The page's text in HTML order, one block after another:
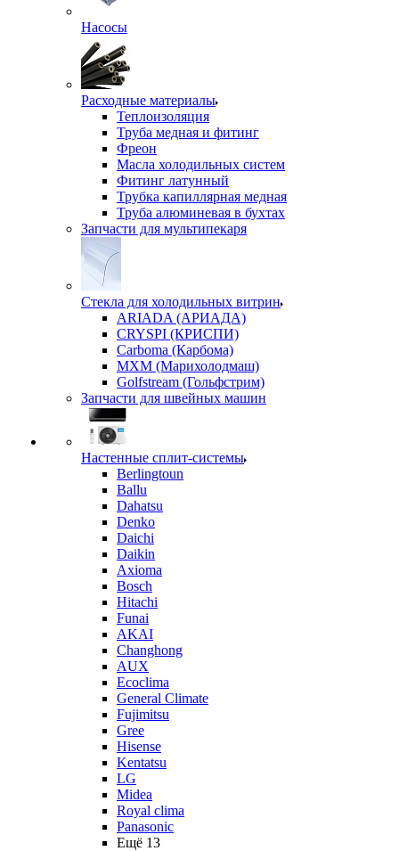
Насосы
Расходные материалы
Теплоизоляция
Труба медная и фитинг
Фреон
Масла холодильных систем
Фитинг латунный
Трубка капиллярная медная
Труба алюминевая в бухтах
Запчасти для мультипекаря
Стекла для холодильных витрин
ARIADA (АРИАДА)
CRYSPI (КРИСПИ)
Carboma (Карбома)
MXM (Марихолодмаш)
Golfstream (Гольфстрим)
Запчасти для швейных машин
Настенные сплит-системы
Berlingtoun
Ballu
Dahatsu
Denko
Daichi
Daikin
Axioma
Bosch
Hitachi
Funai
AKAI
Changhong
AUX
Ecoclima
General Climate
Fujimitsu
Gree
Hisense
Kentatsu
LG
Midea
Royal clima
Panasonic
Ещё 13